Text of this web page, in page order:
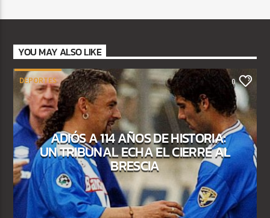
YOU MAY ALSO LIKE
DEPORTES 0
ADIÓS A 114 AÑOS DE HISTORIA:
UN TRIBUNAL ECHA EL CIERRE AL
BRESCIA